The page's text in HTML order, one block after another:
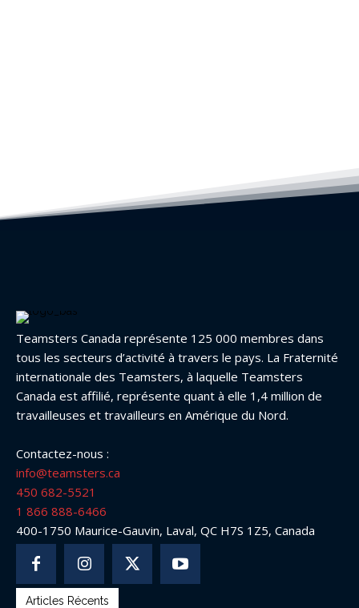
Teamsters Canada représente 125 000 membres dans
tous les secteurs d’activité à travers le pays. La Fraternité
internationale des Teamsters, à laquelle Teamsters
Canada est affilié, représente quant à elle 1,4 million de
travailleuses et travailleurs en Amérique du Nord.
Contactez-nous :
info@teamsters.ca
450 682-5521
1 866 888-6466
400-1750 Maurice-Gauvin, Laval, QC H7S 1Z5, Canada
Articles Récents